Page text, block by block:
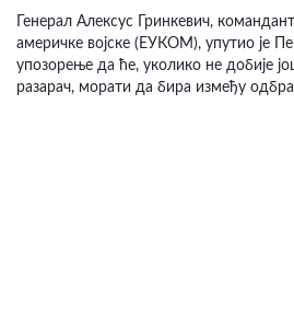
Генерал Алексус Гринкевич,
америчке војске (ЕУКОМ), упутио је
упозорење да ће, уколико не добије
разарач, морати да бира између